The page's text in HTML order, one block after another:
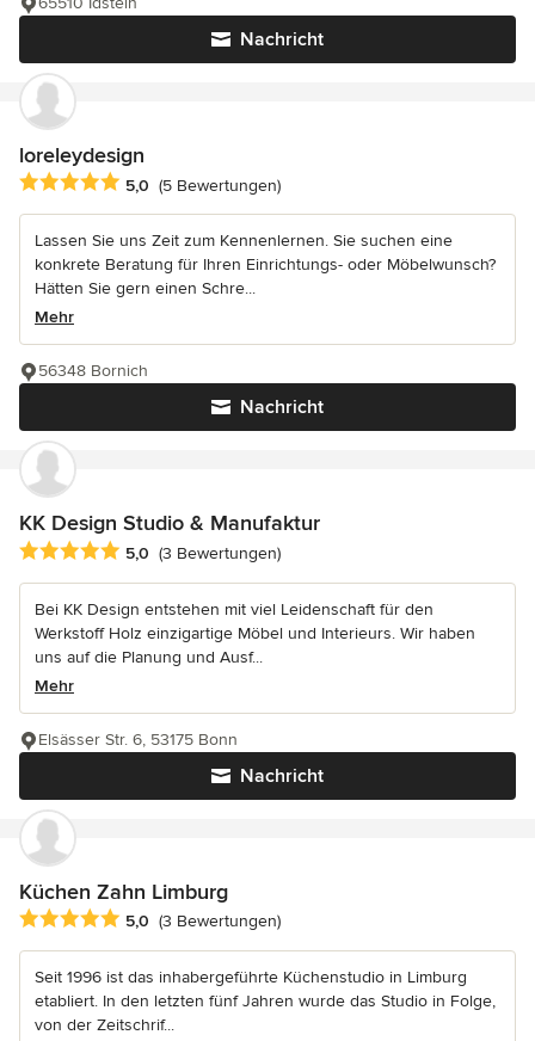
Nachricht
loreleydesign
Durchschnittliche Bewertung: 5 von 5 Sternen
5,0 (5 Bewertungen)
Lassen Sie uns Zeit zum Kennenlernen. Sie suchen eine
konkrete Beratung für Ihren Einrichtungs- oder Möbelwunsch?
Hätten Sie gern einen Schre...
Mehr
Nachricht
56348 Bornich
KK Design Studio & Manufaktur
Durchschnittliche Bewertung: 5 von 5 Sternen
5,0 (3 Bewertungen)
Bei KK Design entstehen mit viel Leidenschaft für den
Werkstoff Holz einzigartige Möbel und Interieurs. Wir haben
uns auf die Planung und Ausf...
Mehr
Nachricht
Elsässer Str. 6, 53175 Bonn
Küchen Zahn Limburg
Durchschnittliche Bewertung: 5 von 5 Sternen
5,0 (3 Bewertungen)
Seit 1996 ist das inhabergeführte Küchenstudio in Limburg
etabliert. In den letzten fünf Jahren wurde das Studio in Folge,
von der Zeitschrif...